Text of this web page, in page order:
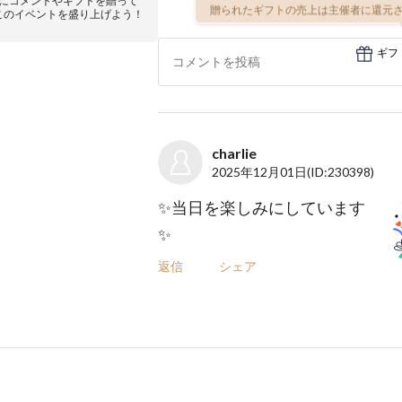
イベントを盛り上げよう！
贈られたギフトの売上は主催者に還元
ギフ
charlie
2025年12月01日(ID:230398)
✨️当日を楽しみにしています
✨️
返信 シェア